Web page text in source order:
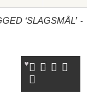
‘SLAGSMÅL’ -